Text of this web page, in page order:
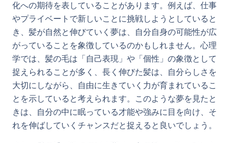
化への期待を表していることがあります。例えば、仕事
やプライベートで新しいことに挑戦しようとしていると
き、髪が自然と伸びていく夢は、自分自身の可能性が広
がっていることを象徴しているのかもしれません。心理
学では、髪の毛は「自己表現」や「個性」の象徴として
捉えられることが多く、長く伸びた髪は、自分らしさを
大切にしながら、自由に生きていく力が育まれているこ
とを示していると考えられます。このような夢を見たと
きは、自分の中に眠っている才能や強みに目を向け、そ
れを伸ばしていくチャンスだと捉えると良いでしょう。